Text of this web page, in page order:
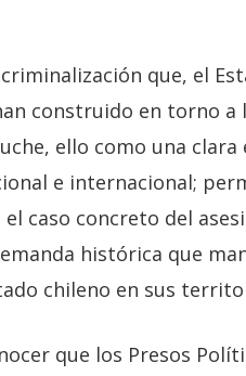
que, el
construido en torno
ello como una
e internacional;
caso concreto del
histórica que
chileno en sus
que los Presos